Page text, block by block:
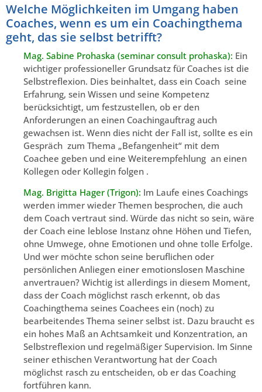
Welche Möglichkeiten im Umgang haben
Coaches, wenn es um ein Coachingthema
geht, das sie selbst betrifft?
Mag. Sabine Prohaska (seminar consult prohaska): Ein
wichtiger professioneller Grundsatz für Coaches ist die
Selbstreflexion. Dies beinhaltet, dass ein Coach seine
Erfahrung, sein Wissen und seine Kompetenz
berücksichtigt, um festzustellen, ob er den
Anforderungen an einen Coachingauftrag auch
gewachsen ist. Wenn dies nicht der Fall ist, sollte es ein
Gespräch zum Thema „Befangenheit“ mit dem
Coachee geben und eine Weiterempfehlung an einen
Kollegen oder Kollegin folgen .
Mag. Brigitta Hager (Trigon): Im Laufe eines Coachings
werden immer wieder Themen besprochen, die auch
dem Coach vertraut sind. Würde das nicht so sein, wäre
der Coach eine leblose Instanz ohne Höhen und Tiefen,
ohne Umwege, ohne Emotionen und ohne tolle Erfolge.
Und wer möchte schon seine beruflichen oder
persönlichen Anliegen einer emotionslosen Maschine
anvertrauen? Wichtig ist allerdings in diesem Moment,
dass der Coach möglichst rasch erkennt, ob das
Coachingthema seines Coachees ein (noch) zu
bearbeitendes Thema seiner selbst ist. Dazu braucht es
ein hohes Maß an Achtsamkeit und Konzentration, an
Selbstreflexion und regelmäßiger Supervision. Im Sinne
seiner ethischen Verantwortung hat der Coach
möglichst rasch zu entscheiden, ob er das Coaching
fortführen kann.